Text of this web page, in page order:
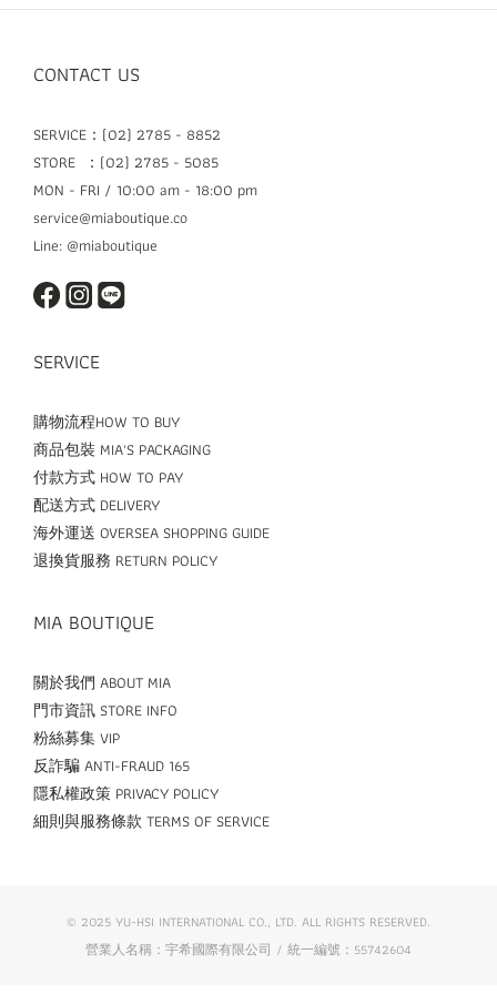
CONTACT US
SERVICE：(02) 2785 - 8852
STORE ：(02) 2785 - 5085
MON - FRI / 10:00 am - 18:00 pm
service@miaboutique.co
Line: @miaboutique
SERVICE
購物流程HOW TO BUY
商品包裝 MIA'S PACKAGING
付款方式 HOW TO PAY
配送方式 DELIVERY
海外運送 OVERSEA SHOPPING GUIDE
退換貨服務 RETURN POLICY
MIA BOUTIQUE
關於我們 ABOUT MIA
門市資訊 STORE INFO
粉絲募集 VIP
反詐騙 ANTI-FRAUD 165
隱私權政策 PRIVACY POLICY
細則與服務條款 TERMS OF SERVICE
© 2025 YU-HSI INTERNATIONAL CO., LTD. ALL RIGHTS RESERVED.
營業人名稱：宇希國際有限公司 / 統一編號：55742604